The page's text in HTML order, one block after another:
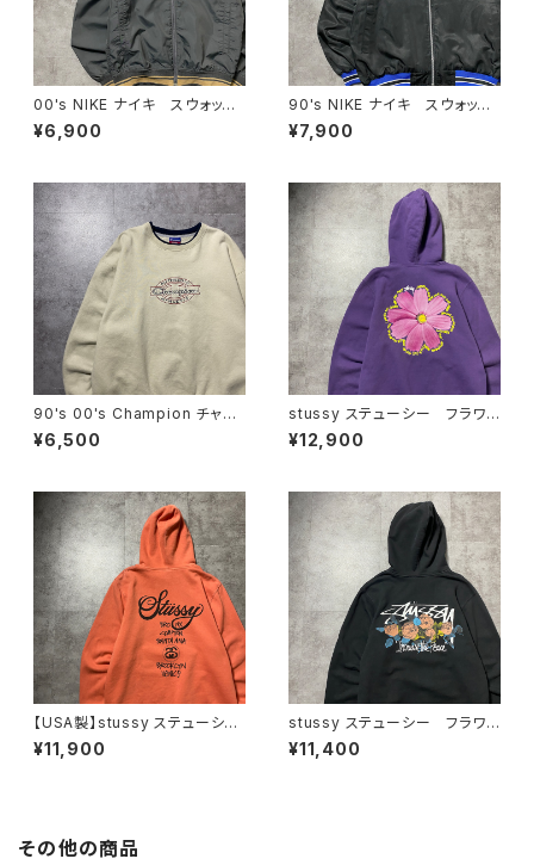
00's NIKE ナイキ スウォッシ
ュ 刺繍ワンポイント ラインリ
ブ グレー 薄手 ナイロンジ
¥6,900
90's NIKE ナイキ スウォッシ
ュ 刺繍ワンポイント バック刺
繍 ラインリブ ブラック×ネイ
¥7,900
90's 00's Champion チャン
ピオン 刺繍ロゴ ラインリ
ブ ベージュ スウェット トレ
¥6,500
stussy ステューシー フラワ
ー グラフィック バックプリン
ト パープル スウェット パー
¥12,900
【USA製】stussy ステューシ
ー ワールドツアー バックプリ
ント オレンジ スウェット パ
¥11,900
stussy ステューシー フラワ
ーグラフィック バックプリン
ト ブラック 黒 スウェット
¥11,400
その他の商品